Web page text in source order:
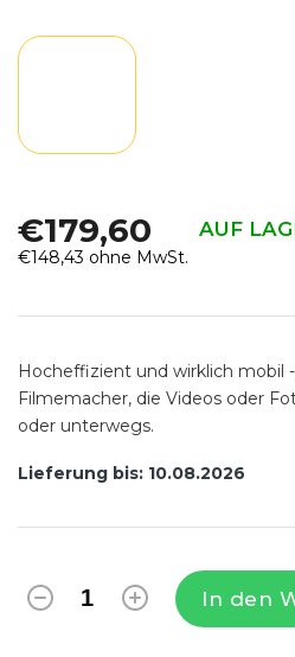
€179,60 AUF
€148,43 ohne MwSt.
Lieferung bis: 10.08.2026
In den
Hocheffizient und wirklich mobil
Filmemacher, die Videos oder
oder unterwegs.